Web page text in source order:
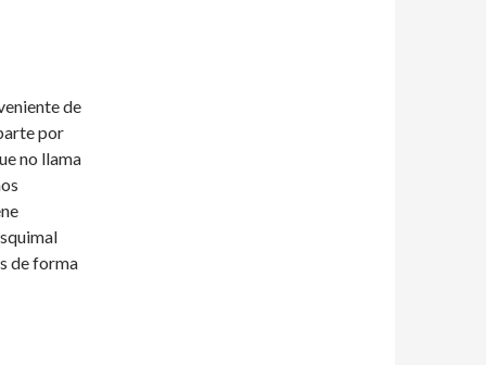
de
por
no llama
de forma